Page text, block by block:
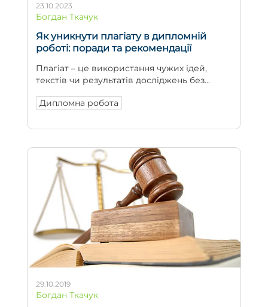
23.10.2023
Богдан Ткачук
Як уникнути плагіату в дипломній
роботі: поради та рекомендації
Плагіат – це використання чужих ідей,
текстів чи результатів досліджень без...
Дипломна робота
29.10.2019
Богдан Ткачук